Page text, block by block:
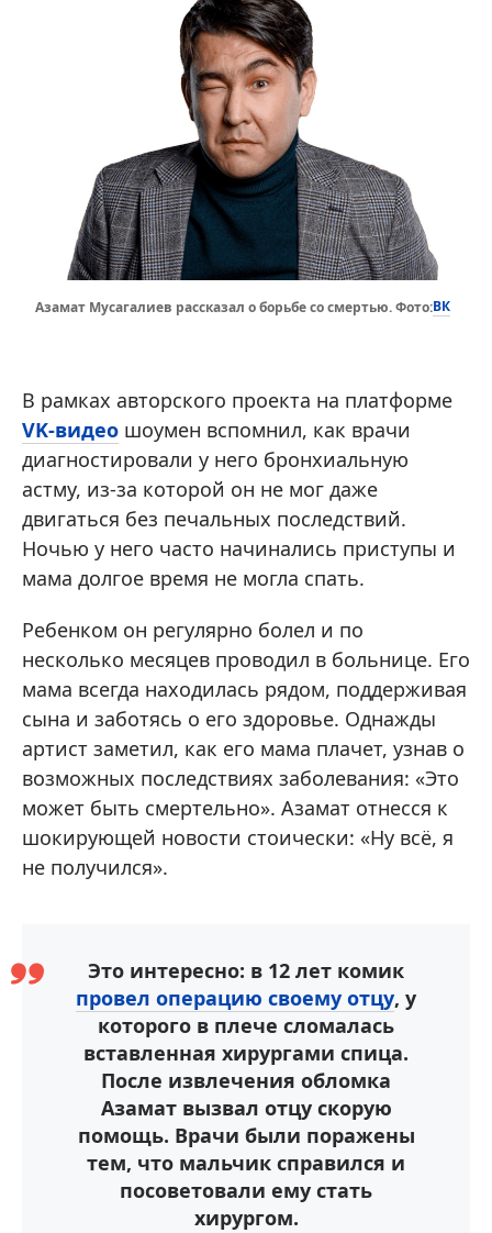
Азамат Мусагалиев рассказал о борьбе со смертью. Фото:ВК
В рамках авторского проекта на платформе
VK-видео шоумен вспомнил, как врачи
диагностировали у него бронхиальную
астму, из-за которой он не мог даже
двигаться без печальных последствий.
Ночью у него часто начинались приступы и
мама долгое время не могла спать.
Ребенком он регулярно болел и по
несколько месяцев проводил в больнице. Его
мама всегда находилась рядом, поддерживая
сына и заботясь о его здоровье. Однажды
артист заметил, как его мама плачет, узнав о
возможных последствиях заболевания: «Это
может быть смертельно». Азамат отнесся к
шокирующей новости стоически: «Ну всё, я
не получился».
Это интересно: в 12 лет комик
провел операцию своему отцу, у
которого в плече сломалась
вставленная хирургами спица.
После извлечения обломка
Азамат вызвал отцу скорую
помощь. Врачи были поражены
тем, что мальчик справился и
посоветовали ему стать
хирургом.